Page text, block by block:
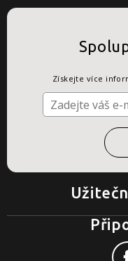
Získejte více